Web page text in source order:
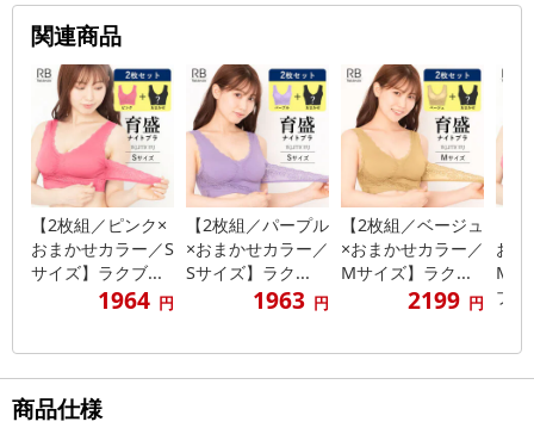
関連商品
【2枚組／ピンク×
おまかせカラー／S
サイズ】ラクブ...
1964 円
【2枚組／パープル
×おまかせカラー／
Sサイズ】ラク...
1963 円
【2枚組／ベージュ
×おまかせカラー／
Mサイズ】ラク...
2199 円
お
Mサ
ブ...
商品仕様